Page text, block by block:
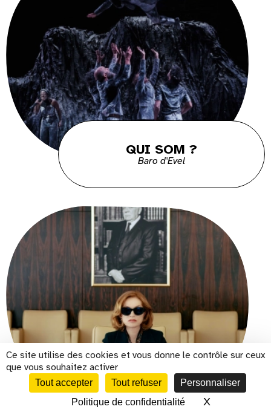
Ce site utilise des cookies et vous donne le contrôle sur ceux
que vous souhaitez activer
Tout accepter Tout refuser
Personnaliser
Politique de confidentialité
XMasquer le
CALENDRIER
QUI SOM ?
Baro d'Evel
LA FEMME LA PLUS RICHE
DU MONDE
Film sous-titré sourds et
malentendants